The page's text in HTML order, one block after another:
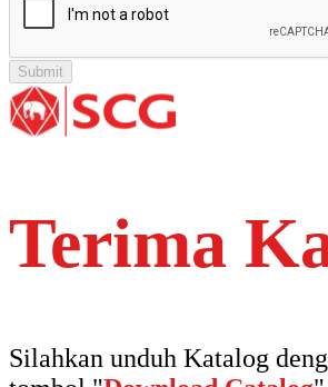
Terima
Silahkan unduh Katalog